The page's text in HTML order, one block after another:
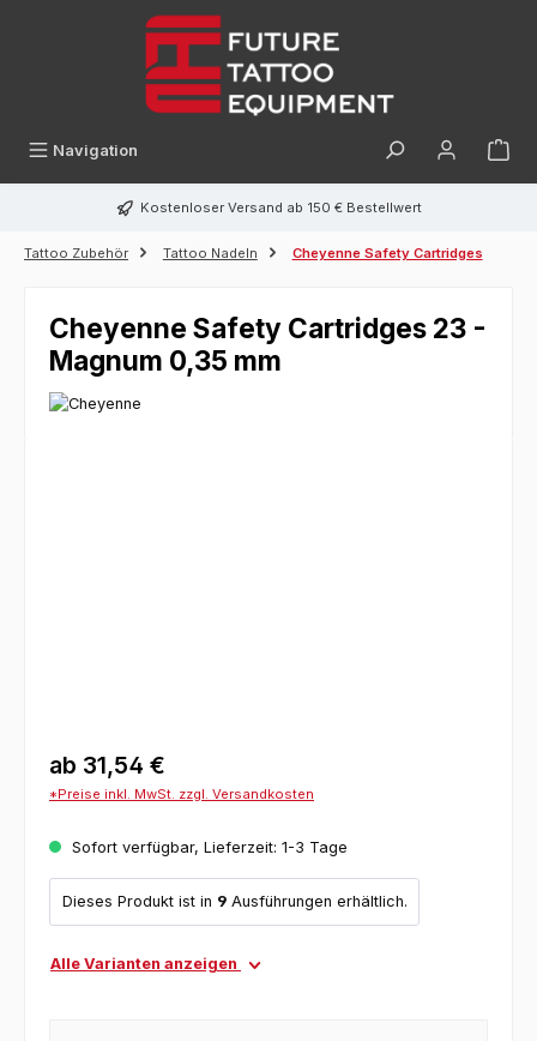
Navigation
Kostenloser Versand ab 150 € Bestellwert
Tattoo Zubehör Tattoo Nadeln Cheyenne Safety Cartridges
Cheyenne Safety Cartridges 23 -
Magnum 0,35 mm
ab 31,54 €
*Preise inkl. MwSt. zzgl. Versandkosten
Sofort verfügbar, Lieferzeit: 1-3 Tage
Dieses Produkt ist in 9Ausführungen erhältlich.
Alle Varianten anzeigen